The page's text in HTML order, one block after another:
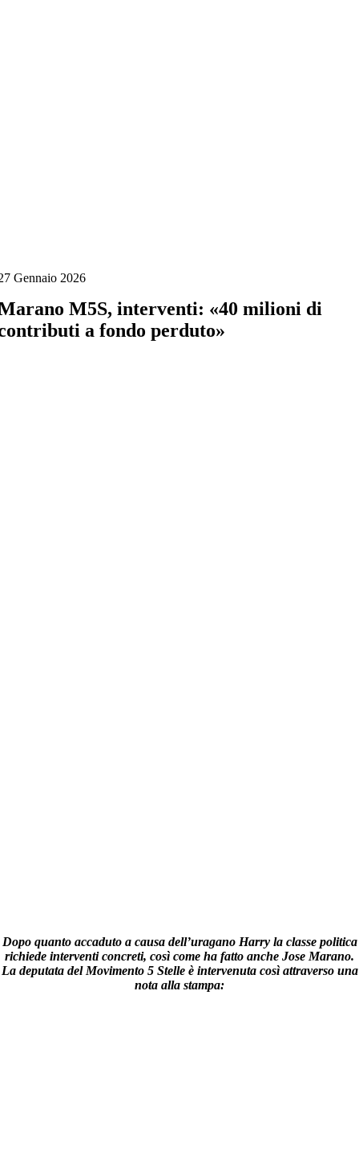
Gennaio 2026
M5S, interventi: «40 milioni di
a fondo perduto»
Dopo quanto accaduto a causa dell’uragano Harry la classe politica
richiede interventi concreti, così come ha fatto anche Jose Marano.
La deputata del Movimento 5 Stelle è intervenuta così attraverso una
nota alla stampa: